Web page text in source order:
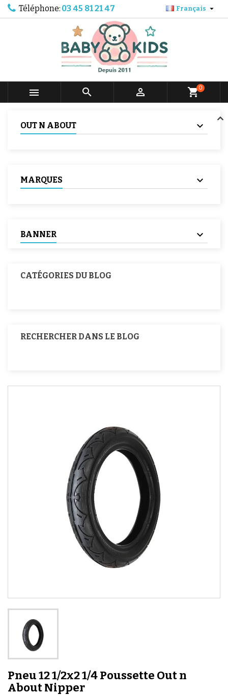
Téléphone: 03 45 81 21 47 Français 
   shopping_cart0
OUT N ABOUT
MARQUES
BANNER
CATÉGORIES DU BLOG
RECHERCHER DANS LE BLOG
Pneu 12 1/2x2 1/4 Poussette Out n
About Nipper